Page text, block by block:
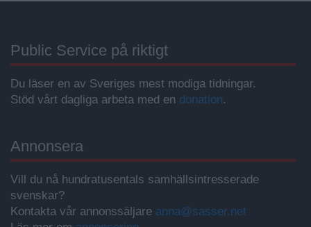
Public Service på riktigt
Du läser en av Sveriges mest modiga tidningar.
Stöd vårt dagliga arbeta med en donation.
Annonsera
Vill du nå hundratusentals samhällsintresserade
svenskar?
Kontakta vår annonssäljare anna@sasser.net